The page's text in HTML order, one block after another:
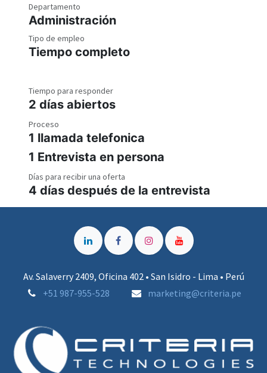
Departamento
Administración
Tipo de empleo
Tiempo completo
Tiempo para responder
2 días abiertos
Proceso
1 llamada telefonica
1 Entrevista en persona
Días para recibir una oferta
4 días después de la entrevista
Av. Salaverry 2409, Oficina 402 • San Isidro - Lima • Perú
+51 987-955-528
marketing@criteria.pe